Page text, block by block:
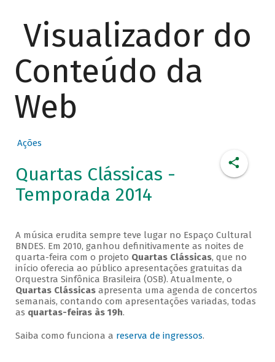
Visualizador do
Conteúdo da
Web
Ações
Quartas Clássicas -
Temporada 2014
A música erudita sempre teve lugar no Espaço Cultural
BNDES. Em 2010, ganhou definitivamente as noites de
quarta-feira com o projeto Quartas Clássicas, que no
início oferecia ao público apresentações gratuitas da
Orquestra Sinfônica Brasileira (OSB). Atualmente, o
Quartas Clássicasapresenta uma agenda de concertos
semanais, contando com apresentações variadas, todas
as quartas-feiras às 19h.
Saiba como funciona a reserva de ingressos.